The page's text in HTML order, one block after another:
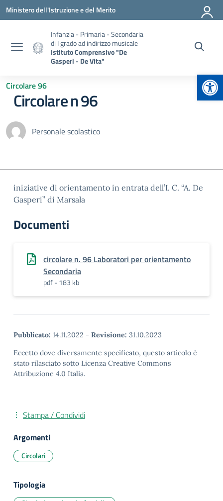
Vai ai contenuti
Vai al menu di navigazione
Vai al footer
Ministero dell'Istruzione e del Merito
Infanzia - Primaria - Secondaria
di I grado ad indirizzo musicale
Istituto Comprensivo "De
Gasperi - De Vita"
Circolare 96
Circolare n 96
Personale scolastico
iniziative di orientamento in entrata dell’I. C. “A. De
Gasperi” di Marsala
Documenti
circolare n. 96 Laboratori per orientamento
Secondaria
pdf - 183 kb
Pubblicato: 14.11.2022 - Revisione: 31.10.2023
Eccetto dove diversamente specificato, questo articolo è
stato rilasciato sotto Licenza Creative Commons
Attribuzione 4.0 Italia.
Stampa / Condividi
Argomenti
Circolari
Tipologia